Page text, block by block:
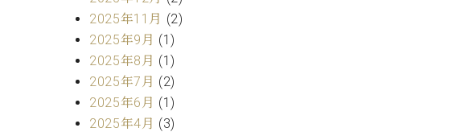
2025年11月 (2)
2025年9月 (1)
2025年8月 (1)
2025年7月 (2)
2025年6月 (1)
2025年4月 (3)